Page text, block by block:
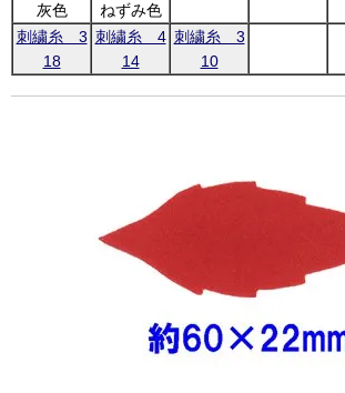
灰色 ねずみ色
刺繍糸 3
18
刺繍糸 4
14
刺繍糸 3
10